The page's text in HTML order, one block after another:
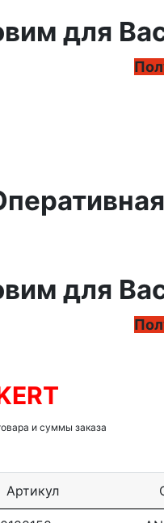
для
для
и суммы заказа
Артикул